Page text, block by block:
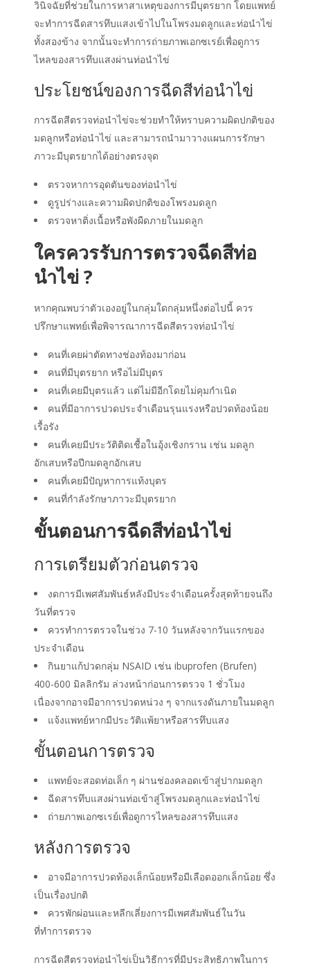
วินิจฉัยที่ช่วยในการหาสาเหตุของการมีบุตรยาก โดยแพทย์
จะทำการฉีดสารทึบแสงเข้าไปในโพรงมดลูกและท่อนำไข่
ทั้งสองข้าง จากนั้นจะทำการถ่ายภาพเอกซเรย์เพื่อดูการ
ไหลของสารทึบแสงผ่านท่อนำไข่
ประโยชน์ของการฉีดสีท่อนำไข่
การฉีดสีตรวจท่อนำไข่จะช่วยทำให้ทราบความผิดปกติของ
มดลูกหรือท่อนำไข่ และสามารถนำมาวางแผนการรักษา
ภาวะมีบุตรยากได้อย่างตรงจุด
ตรวจหาการอุดตันของท่อนำไข่
ดูรูปร่างและความผิดปกติของโพรงมดลูก
ตรวจหาติ่งเนื้อหรือพังผืดภายในมดลูก
ใครควรรับการตรวจฉีดสีท่อ
นำไข่?
หากคุณพบว่าตัวเองอยู่ในกลุ่มใดกลุ่มหนึ่งต่อไปนี้ ควร
ปรึกษาแพทย์เพื่อพิจารณาการฉีดสีตรวจท่อนำไข่
คนที่เคยผ่าตัดทางช่องท้องมาก่อน
คนที่มีบุตรยาก หรือไม่มีบุตร
คนที่เคยมีบุตรแล้ว แต่ไม่มีอีกโดยไม่คุมกำเนิด
คนที่มีอาการปวดประจำเดือนรุนแรงหรือปวดท้องน้อย
เรื้อรัง
คนที่เคยมีประวัติติดเชื้อในอุ้งเชิงกราน เช่น มดลูก
อักเสบหรือปีกมดลูกอักเสบ
คนที่เคยมีปัญหาการแท้งบุตร
คนที่กำลังรักษาภาวะมีบุตรยาก
ขั้นตอนการฉีดสีท่อนำไข่
การเตรียมตัวก่อนตรวจ
งดการมีเพศสัมพันธ์หลังมีประจำเดือนครั้งสุดท้ายจนถึง
วันที่ตรวจ
ควรทำการตรวจในช่วง 7-10 วันหลังจากวันแรกของ
ประจำเดือน
กินยาแก้ปวดกลุ่ม NSAID เช่น ibuprofen (Brufen)
400-600 มิลลิกรัม ล่วงหน้าก่อนการตรวจ 1 ชั่วโมง
เนื่องจากอาจมีอาการปวดหน่วง ๆ จากแรงดันภายในมดลูก
แจ้งแพทย์หากมีประวัติแพ้ยาหรือสารทึบแสง
ขั้นตอนการตรวจ
แพทย์จะสอดท่อเล็ก ๆ ผ่านช่องคลอดเข้าสู่ปากมดลูก
ฉีดสารทึบแสงผ่านท่อเข้าสู่โพรงมดลูกและท่อนำไข่
ถ่ายภาพเอกซเรย์เพื่อดูการไหลของสารทึบแสง
หลังการตรวจ
อาจมีอาการปวดท้องเล็กน้อยหรือมีเลือดออกเล็กน้อย ซึ่ง
เป็นเรื่องปกติ
ควรพักผ่อนและหลีกเลี่ยงการมีเพศสัมพันธ์ในวัน
ที่ทำการตรวจ
การฉีดสีตรวจท่อนำไข่เป็นวิธีการที่มีประสิทธิภาพในการ